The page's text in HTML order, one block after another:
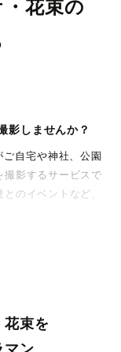
花束の
影しませんか？
自宅や神社、公園
撮影するサービスで
のイベントなど、
見返したくなるよ
価格設定です。オ
術やホスピタリテ
花束を